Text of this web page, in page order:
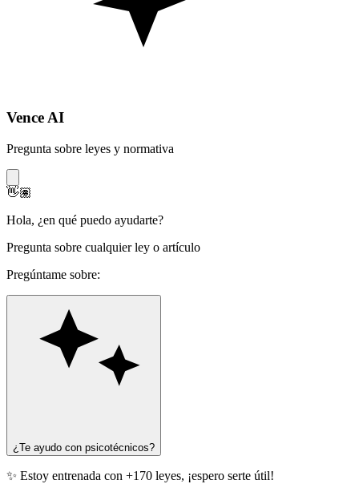
Vence AI
Pregunta sobre leyes y normativa
👋🏽
Hola, ¿en qué puedo ayudarte?
Pregunta sobre cualquier ley o artículo
Pregúntame sobre:
¿Te ayudo con psicotécnicos?
✨ Estoy entrenada con +170 leyes, ¡espero serte útil!